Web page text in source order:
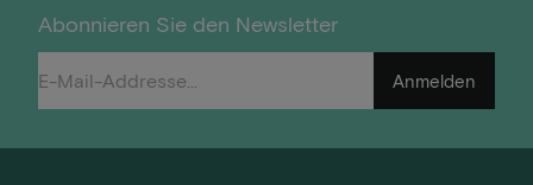
Abonnieren Sie den Newsletter
Anmelden